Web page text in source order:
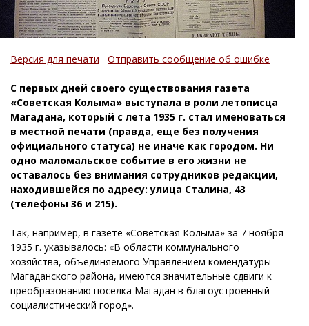
Версия для печати Отправить сообщение об ошибке
С первых дней своего существования газета
«Советская Колыма» выступала в роли летописца
Магадана, который с лета 1935 г. стал именоваться
в местной печати (правда, еще без получения
официального статуса) не иначе как городом. Ни
одно маломальское событие в его жизни не
оставалось без внимания сотрудников редакции,
находившейся по адресу: улица Сталина, 43
(телефоны 36 и 215).
Так, например, в газете «Советская Колыма» за 7 ноября
1935 г. указывалось: «В области коммунального
хозяйства, объединяемого Управлением комендатуры
Магаданского района, имеются значительные сдвиги к
преобразованию поселка Магадан в благоустроенный
социалистический город».